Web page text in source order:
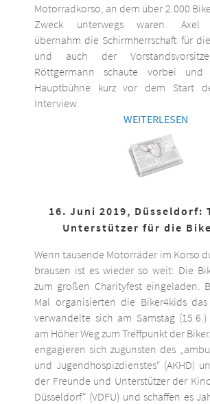
Motorradkorso, an dem über 2.000
Zweck unterwegs waren. Axel
übernahm die Schirmherrschaft für
und auch der
Röttgermann schaute vorbei
Hauptbühne kurz vor dem Start
Interview.
WEITERLESEN
16. Juni 2019, Düsseldorf:
Unterstützer für die
Wenn tausende Motorräder im Korso
brausen ist es wieder so weit: Die
zum großen Charityfest eingeladen.
Mal organisierten die Biker4kids
verwandelte sich am Samstag
am Höher Weg zum Treffpunkt der
engagieren sich zugunsten des
und Jugendhospizdienstes“ (AKHD)
der Freunde und Unterstützer der
Düsseldorf“ (VDFU) und schaffen es